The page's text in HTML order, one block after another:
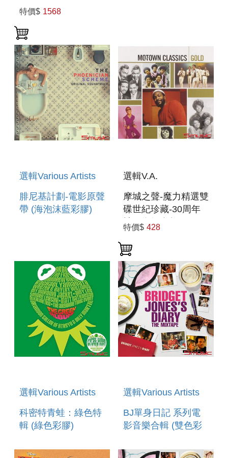
NIGHTMARE
BEFORE
CHRISTMAS 2LP
(GLOW IN THE
DARK VINYL)
特價$ 1568
BEYOND
ZOETROPE VINYL
選輯Various Artists
腓尼基計劃-電影原聲
帶 (海泡沫藍彩膠)
VINYL
選輯V.A.
摩城之聲-魔力精選雙
碟世紀珍藏-30周年
神回復紀念盤
CLASSICS GOLD
[2CD]
特價$ 428
選輯Various Artists
科密特青蛙：綠色特
輯 (綠色彩膠)
選輯Various Artists
BJ單身日記 系列電
影音樂合輯 (雙色彩
JONES S DIARY: